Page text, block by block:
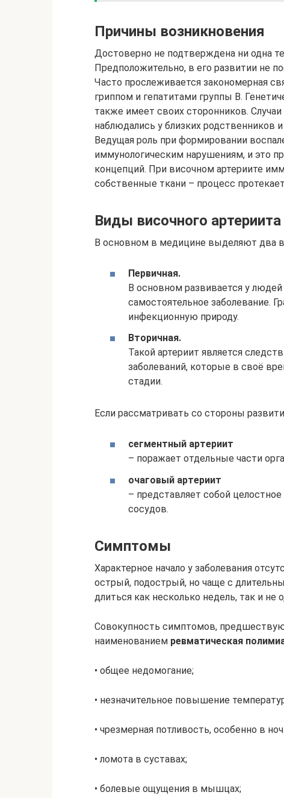
Причины возникновения
Достоверно не подтверждена ни одна
Предположительно, в его развитии не
Часто прослеживается закономерная
гриппом и гепатитами группы В.
также имеет своих сторонников.
наблюдались у близких родственников
Ведущая роль при формировании
иммунологическим нарушениям, и это
концепций. При височном артериите
собственные ткани – процесс
Виды височного артериита
В основном в медицине выделяют два
Первичная.
В основном развивается у
самостоятельное заболевание.
инфекционную природу.
Вторичная.
Такой артериит является
заболеваний, которые в своё
стадии.
Если рассматривать со стороны
сегментный артериит
– поражает отдельные части
очаговый артериит
– представляет собой
сосудов.
Симптомы
Характерное начало у заболевания
острый, подострый, но чаще с
длиться как несколько недель, так и не
Совокупность симптомов,
наименованием ревматическая
• общее недомогание;
• незначительное повышение
• чрезмерная потливость, особенно в
• ломота в суставах;
• болевые ощущения в мышцах;